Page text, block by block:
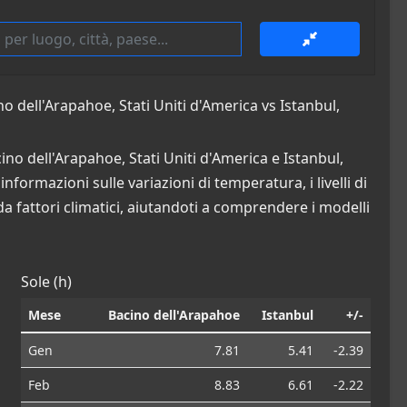
dell'Arapahoe, Stati Uniti d'America vs Istanbul,
dell'Arapahoe, Stati Uniti d'America e Istanbul,
sulle variazioni di temperatura, i livelli di
fattori climatici, aiutandoti a comprendere i modelli
Sole (h)
Mese Bacino dell'Arapahoe Istanbul +/-
Gen 7.81 5.41
-2.39
Feb
8.83 6.61 -2.22